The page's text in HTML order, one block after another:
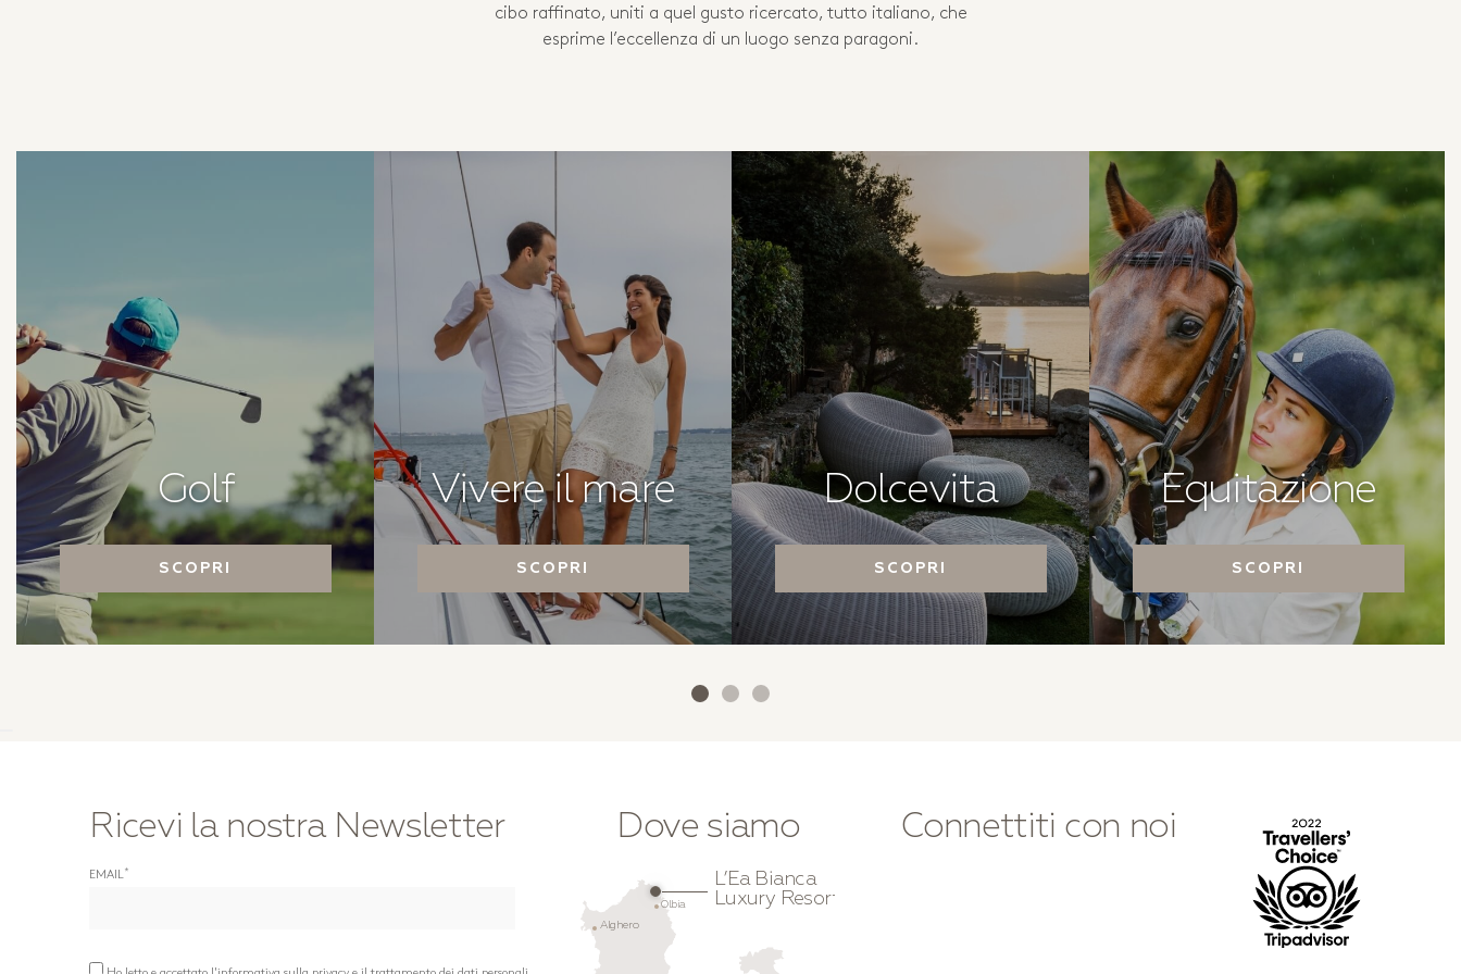
cibo raffinato, uniti a quel gusto ricercato, tutto italiano, che
esprime l’eccellenza di un luogo senza paragoni.
Golf
SCOPRI
Vivere il mare
SCOPRI
Dolcevita
SCOPRI
Equitazione
SCOPRI
Ricevi la nostra Newsletter
EMAIL*
Dove siamo
Alghero
Olbia
L’Ea Bianca
Luxury Resort
Connettiti con noi